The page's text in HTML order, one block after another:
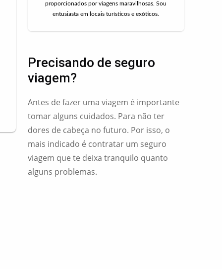
proporcionados por viagens maravilhosas. Sou
entusiasta em locais turísticos e exóticos.
Precisando de seguro
viagem?
Antes de fazer uma viagem é importante
tomar alguns cuidados. Para não ter
dores de cabeça no futuro. Por isso, o
mais indicado é contratar um seguro
viagem que te deixa tranquilo quanto
alguns problemas.